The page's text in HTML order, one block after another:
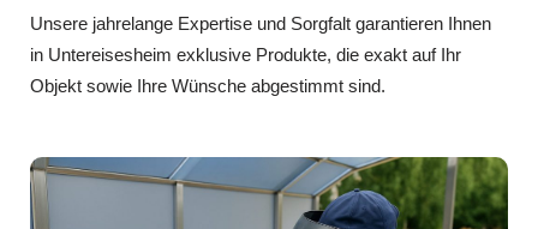
Unsere jahrelange Expertise und Sorgfalt garantieren Ihnen
in Untereisesheim exklusive Produkte, die exakt auf Ihr
Objekt sowie Ihre Wünsche abgestimmt sind.